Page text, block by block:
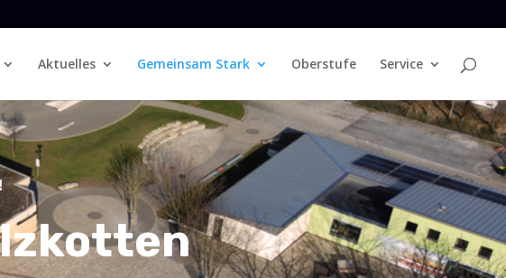
Aktuelles Gemeinsam Stark Oberstufe Service